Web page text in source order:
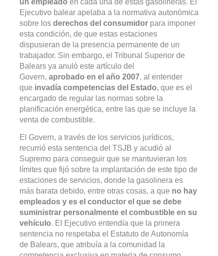
un empleado en cada una de estas gasolineras. El
Ejecutivo balear apelaba a la normativa autonómica
sobre los derechos del consumidor para imponer
esta condición, de que estas estaciones
dispusieran de la presencia permanente de un
trabajador. Sin embargo, el Tribunal Superior de
Balears ya anuló este artículo del
Govern, aprobado en el año 2007, al entender
que invadía competencias del Estado, que es el
encargado de regular las normas sobre la
planificación energética, entre las que se incluye la
venta de combustible.
El Govern, a través de los servicios jurídicos,
recurrió esta sentencia del TSJB y acudió al
Supremo para conseguir que se mantuvieran los
límites que fijó sobre la implantación de este tipo de
estaciones de servicios, donde la gasolinera es
más barata debido, entre otras cosas, a que no hay
empleados y es el conductor el que se debe
suministrar personalmente el combustible en su
vehículo. El Ejecutivo entendía que la primera
sentencia no respetaba el Estatuto de Autonomía
de Balears, que atribuía a la comunidad la